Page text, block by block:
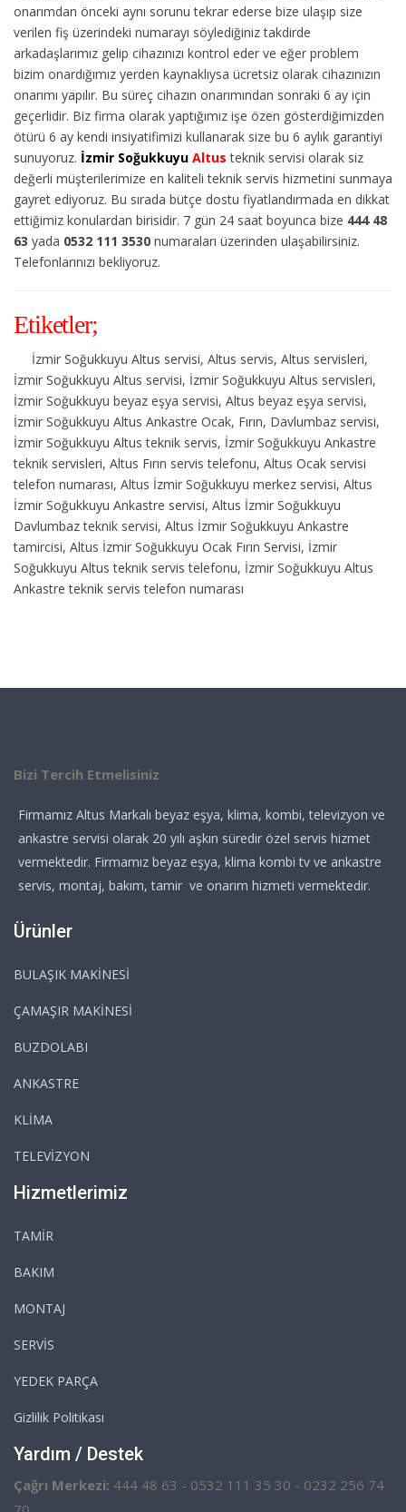
onarımdan önceki aynı sorunu tekrar ederse bize ulaşıp size
verilen fiş üzerindeki numarayı söylediğiniz takdirde
arkadaşlarımız gelip cihazınızı kontrol eder ve eğer problem
bizim onardığımız yerden kaynaklıysa ücretsiz olarak cihazınızın
onarımı yapılır. Bu süreç cihazın onarımından sonraki 6 ay için
geçerlidir. Biz firma olarak yaptığımız işe özen gösterdiğimizden
ötürü 6 ay kendi insiyatifimizi kullanarak size bu 6 aylık garantiyi
sunuyoruz. İzmir Soğukkuyu Altus teknik servisi olarak siz
değerli müşterilerimize en kaliteli teknik servis hizmetini sunmaya
gayret ediyoruz. Bu sırada bütçe dostu fiyatlandırmada en dikkat
ettiğimiz konulardan birisidir. 7 gün 24 saat boyunca bize 444 48
63 yada 0532 111 3530 numaraları üzerinden ulaşabilirsiniz.
Telefonlarınızı bekliyoruz.
Etiketler;
İzmir Soğukkuyu Altus servisi, Altus servis, Altus servisleri,
İzmir Soğukkuyu Altus servisi, İzmir Soğukkuyu Altus servisleri,
İzmir Soğukkuyu beyaz eşya servisi, Altus beyaz eşya servisi,
İzmir Soğukkuyu Altus Ankastre Ocak, Fırın, Davlumbaz servisi,
İzmir Soğukkuyu Altus teknik servis, İzmir Soğukkuyu Ankastre
teknik servisleri, Altus Fırın servis telefonu, Altus Ocak servisi
telefon numarası, Altus İzmir Soğukkuyu merkez servisi, Altus
İzmir Soğukkuyu Ankastre servisi, Altus İzmir Soğukkuyu
Davlumbaz teknik servisi, Altus İzmir Soğukkuyu Ankastre
tamircisi, Altus İzmir Soğukkuyu Ocak Fırın Servisi, İzmir
Soğukkuyu Altus teknik servis telefonu, İzmir Soğukkuyu Altus
Ankastre teknik servis telefon numarası
Bizi Tercih Etmelisiniz
Firmamız Altus Markalı beyaz eşya, klima, kombi, televizyon ve
ankastre servisi olarak 20 yılı aşkın süredir özel servis hizmet
vermektedir. Firmamız beyaz eşya, klima kombi tv ve ankastre
servis, montaj, bakım, tamir ve onarım hizmeti vermektedir.
Ürünler
BULAŞIK MAKİNESİ
ÇAMAŞIR MAKİNESİ
BUZDOLABI
ANKASTRE
KLİMA
TELEVİZYON
Hizmetlerimiz
TAMİR
BAKIM
MONTAJ
SERVİS
YEDEK PARÇA
Gizlilik Politikası
Yardım / Destek
Çağrı Merkezi: 444 48 63 - 0532 111 35 30 - 0232 256 74